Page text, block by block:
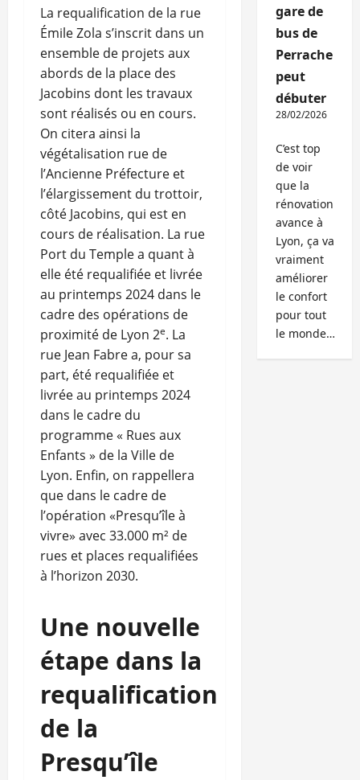
La requalification de la rue
Émile Zola s’inscrit dans un
ensemble de projets aux
abords de la place des
Jacobins dont les travaux
sont réalisés ou en cours.
On citera ainsi la
végétalisation rue de
l’Ancienne Préfecture et
l’élargissement du trottoir,
côté Jacobins, qui est en
cours de réalisation. La rue
Port du Temple a quant à
elle été requalifiée et livrée
au printemps 2024 dans le
cadre des opérations de
proximité de Lyon 2e. La
rue Jean Fabre a, pour sa
part, été requalifiée et
livrée au printemps 2024
dans le cadre du
programme « Rues aux
Enfants » de la Ville de
Lyon. Enfin, on rappellera
que dans le cadre de
l’opération «Presqu’île à
vivre» avec 33.000 m² de
rues et places requalifiées
à l’horizon 2030.
Une nouvelle
étape dans la
requalification
de la
Presqu’île
gare de
bus de
Perrache
peut
débuter
28/02/2026
C’est top
de voir
que la
rénovation
avance à
Lyon, ça va
vraiment
améliorer
le confort
pour tout
le monde…